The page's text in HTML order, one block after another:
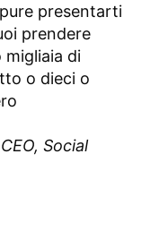
presentarti
prendere
migliaia di
o dieci o
Social